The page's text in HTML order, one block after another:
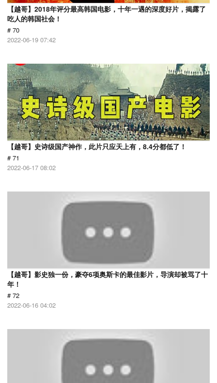
【越哥】2018年评分最高韩国电影，十年一遇的深度好片，揭露了
吃人的韩国社会！
# 70
2022-06-19 07:42
【越哥】史诗级国产神作，此片只应天上有，8.4分都低了！
# 71
2022-06-17 08:02
【越哥】影史独一份，豪夺6项奥斯卡的最佳影片，导演却被骂了十
年！
# 72
2022-06-16 04:02